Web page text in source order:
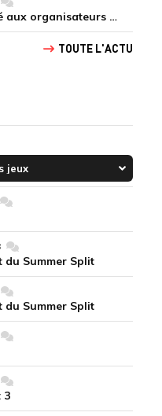
Riot Games donne plus de liberté aux organisateurs de tournois locaux sur League of Legends
TOUTE L'ACTU
commentaires
du Summer Split
du Summer Split
commentaires
3